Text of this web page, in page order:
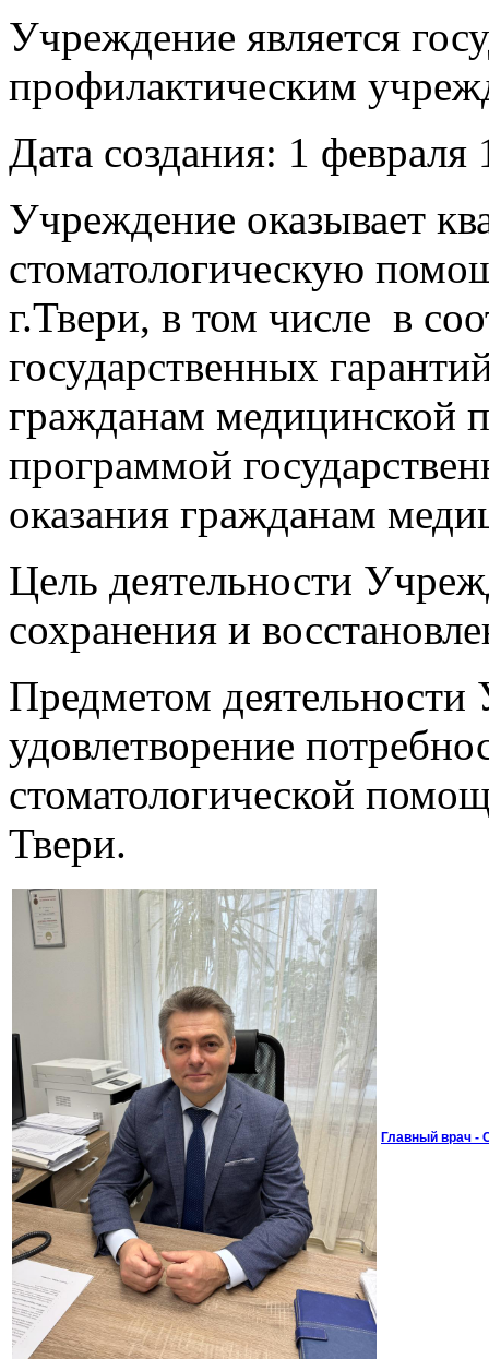
Учреждение является
профилактическим
Дата создания: 1 февраля
Учреждение оказывает
стоматологическую
г.Твери, в том числе в
государственных
гражданам медицинской
программой
оказания гражданам
Цель деятельности
сохранения и
Предметом деятельности
удовлетворение
стоматологической
Твери.
Главный врач -